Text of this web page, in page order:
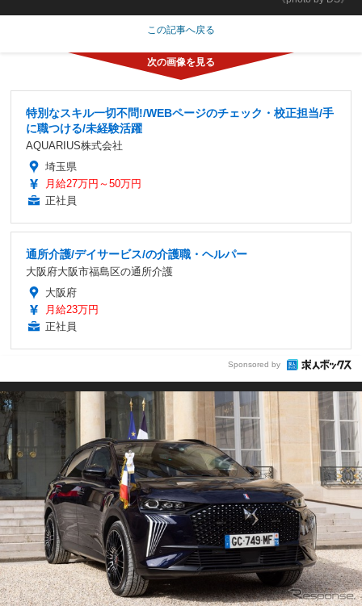
この記事へ戻る
特別なスキル一切不問!/WEBページのチェック・校正担当/手
に職つける/未経験活躍
AQUARIUS株式会社
埼玉県
月給27万円～50万円
正社員
通所介護/デイサービス/の介護職・ヘルパー
大阪府大阪市福島区の通所介護
大阪府
月給23万円
正社員
Sponsored by